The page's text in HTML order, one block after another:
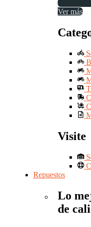
Ver más
Visite
Repuestos
Lo
de